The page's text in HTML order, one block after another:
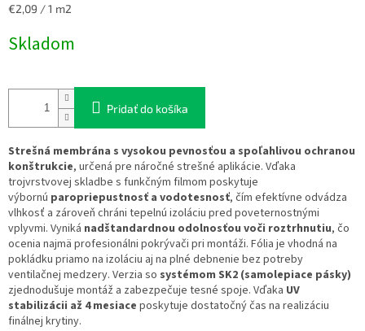
Jednotková
€2,09 / 1 m2
Skladom
Pridať do košíka
Strešná membrána s vysokou pevnosťou a spoľahlivou ochranou
konštrukcie, určená pre náročné strešné aplikácie. Vďaka
trojvrstvovej skladbe s funkčným filmom poskytuje
výbornú paropriepustnosť a vodotesnosť, čím efektívne odvádza
vlhkosť a zároveň chráni tepelnú izoláciu pred poveternostnými
vplyvmi. Vyniká nadštandardnou odolnosťou voči roztrhnutiu, čo
ocenia najmä profesionálni pokrývači pri montáži. Fólia je vhodná na
pokládku priamo na izoláciu aj na plné debnenie bez potreby
ventilačnej medzery. Verzia so systémom SK2 (samolepiace pásky)
zjednodušuje montáž a zabezpečuje tesné spoje. Vďaka UV
stabilizácii až 4 mesiace poskytuje dostatočný čas na realizáciu
finálnej krytiny.